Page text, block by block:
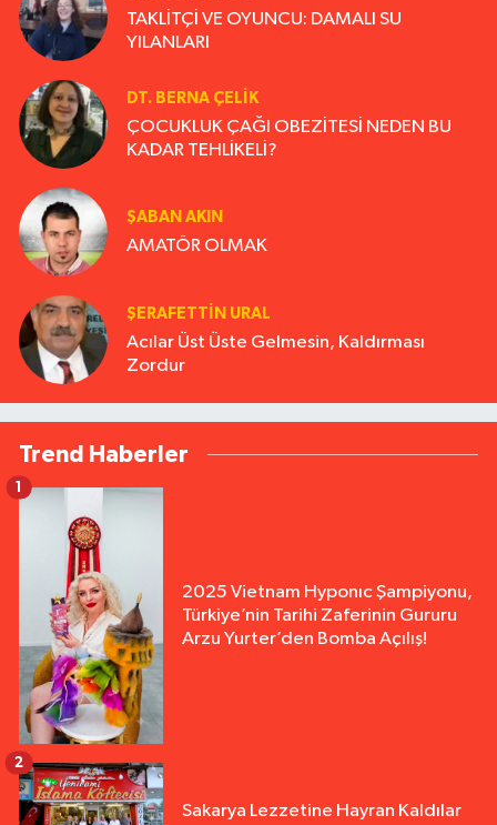
TAKLİTÇİ VE OYUNCU: DAMALI SU
YILANLARI
DT. BERNA ÇELIK
ÇOCUKLUK ÇAĞI OBEZİTESİ NEDEN BU
KADAR TEHLİKELİ?
ŞABAN AKIN
AMATÖR OLMAK
ŞERAFETTIN URAL
Acılar Üst Üste Gelmesin, Kaldırması
Zordur
Trend Haberler
2025 Vietnam Hyponıc Şampiyonu,
Türkiye’nin Tarihi Zaferinin Gururu
Arzu Yurter’den Bomba Açılış!
1
Sakarya Lezzetine Hayran Kaldılar
2